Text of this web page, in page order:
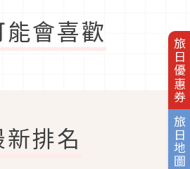
旅日優惠券
旅日地圖
能會喜歡
新排名